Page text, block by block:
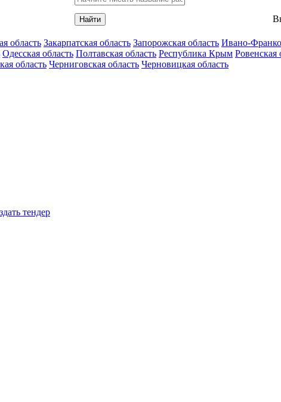
Найти
область Закарпатская область Запорожская область Ивано-
Одесская область Полтавская область Республика Крым Ровенская
область Черниговская область Черновицкая область
тендер